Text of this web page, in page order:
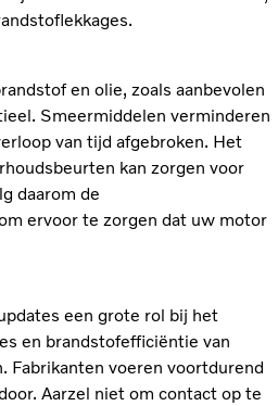
en olie, zoals aanbevolen
Smeermiddelen verminderen
van tijd afgebroken. Het
kan zorgen voor
daarom de
ervoor te zorgen dat uw motor
een grote rol bij het
en brandstofefficiëntie van
Fabrikanten voeren voortdurend
Aarzel niet om contact op te